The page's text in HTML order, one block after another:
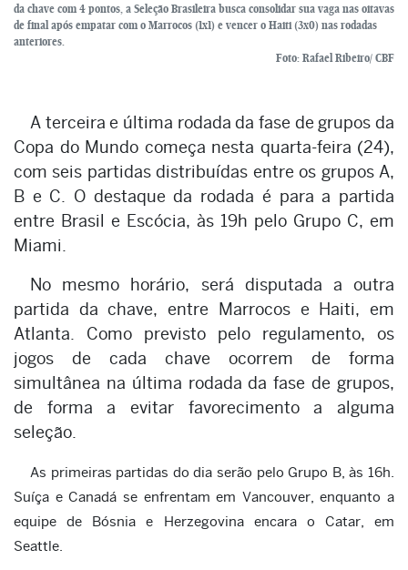
da chave com 4 pontos, a Seleção Brasileira busca consolidar sua vaga nas oitavas
de final após empatar com o Marrocos (1x1) e vencer o Haiti (3x0) nas rodadas
anteriores.
Foto: Rafael Ribeiro/ CBF
A terceira e última rodada da fase de grupos da
Copa do Mundo começa nesta quarta-feira (24),
com seis partidas distribuídas entre os grupos A,
B e C. O destaque da rodada é para a partida
entre Brasil e Escócia, às 19h pelo Grupo C, em
Miami.
No mesmo horário, será disputada a outra
partida da chave, entre Marrocos e Haiti, em
Atlanta. Como previsto pelo regulamento, os
jogos de cada chave ocorrem de forma
simultânea na última rodada da fase de grupos,
de forma a evitar favorecimento a alguma
seleção.
As primeiras partidas do dia serão pelo Grupo B, às 16h.
Suíça e Canadá se enfrentam em Vancouver, enquanto a
equipe de Bósnia e Herzegovina encara o Catar, em
Seattle.